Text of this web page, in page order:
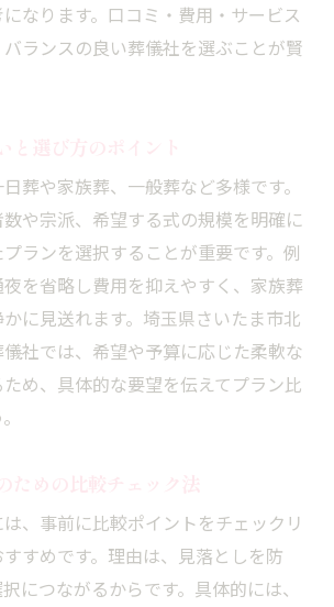
なります。口コミ・費用・サービス
ランスの良い葬儀社を選ぶことが賢
葬や家族葬、一般葬など多様です。
や宗派、希望する式の規模を明確に
ランを選択することが重要です。例
を省略し費用を抑えやすく、家族葬
に見送れます。埼玉県さいたま市北
社では、希望や予算に応じた柔軟な
め、具体的な要望を伝えてプラン比
、事前に比較ポイントをチェックリ
すめです。理由は、見落としを防
につながるからです。具体的には、